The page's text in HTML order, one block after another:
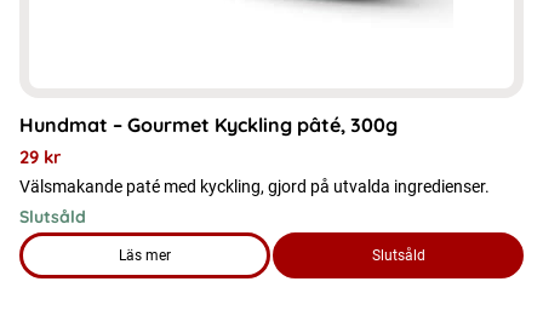
Hundmat – Gourmet Kyckling pâté, 300g
29 kr
Välsmakande paté med kyckling, gjord på utvalda ingredienser.
Slutsåld
Läs mer
om produkten Hundmat – Gourmet Kyckling pâté, 300g
Slutsåld